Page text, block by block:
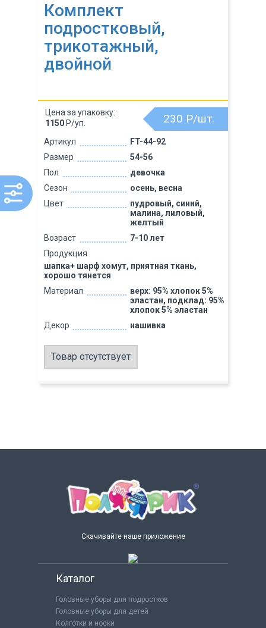
Комплект
подростковый,
трикотажный,
двойной
Артикул
FT-44-92
Размер
54-56
Пол
девочка
Сезон
осень, весна
Цвет
пудровый, синий,
малина, лиловый,
желтый
Возраст
7-10 лет
Продукция
шапка+ шарф хомут, приятная ткань,
хорошо тянется
Материал
верх: 95% хлопок 5%
эластан, подклад: 95%
хлопок 5% эластан
Декор
нашивка
230 Р/шт.
Цена за упаковку:
1150 Р/уп.
Товар отсутствует
Скачивайте наше приложение
Каталог
Головные уборы для подростков
Головные уборы для детей
Колготки и носки